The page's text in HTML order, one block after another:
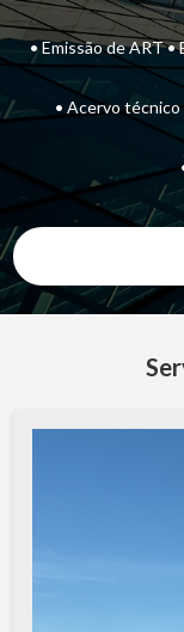
• Emissão de ART
• Acervo técnico